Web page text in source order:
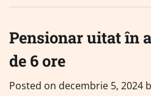
Pensionar uitat în
de 6 ore
Posted on decembrie 5, 2024